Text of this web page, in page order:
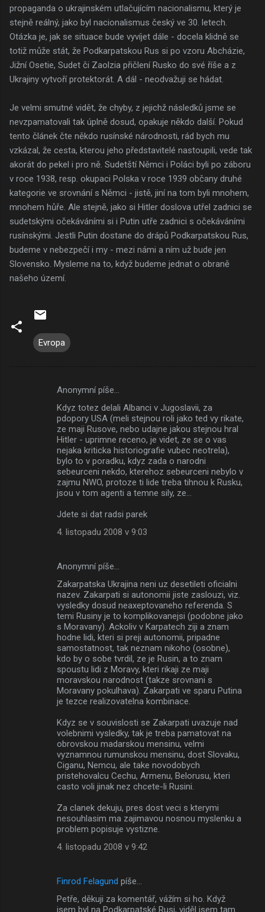
propaganda o ukrajinském utlačujícím nacionalismu, který je
stejně reálný, jako byl nacionalismus český ve 30. letech.
Otázka je, jak se situace bude vyvíjet dále - docela klidně se
totiž může stát, že Podkarpatskou Rus si po vzoru Abcházie,
Jižní Osetie, Sudet či Zaolzia přičlení Rusko do své říše a z
Ukrajiny vytvoří protektorát. A dál - neodvažuji se hádat.
Je velmi smutné vidět, že chyby, z jejichž následků jsme se
nevzpamatovali tak úplně dosud, opakuje někdo další. Pokud
tento článek čte někdo rusínské národnosti, rád bych mu
vzkázal, že cesta, kterou jeho představitelé nastoupili, vede tak
akorát do pekel i pro ně. Sudetští Němci i Poláci byli po záboru
v roce 1938, resp. okupaci Polska v roce 1939 občany druhé
kategorie ve srovnání s Němci - jistě, jiní na tom byli mnohem,
mnohem hůře. Ale stejně, jako si Hitler doslova utřel zadnici se
sudetskými očekáváními si i Putin utře zadnici s očekáváními
rusínskými. Jestli Putin dostane do drápů Podkarpatskou Rus,
budeme v nebezpečí i my - mezi námi a ním už bude jen
Slovensko. Mysleme na to, když budeme jednat o obraně
našeho území.
Evropa
Anonymní píše…
Kdyz totez delali Albanci v Jugoslavii, za
pdopory USA (meli stejnou roli jako ted vy rikate,
ze maji Rusove, nebo udajne jakou stejnou hral
Hitler - uprimne receno, je videt, ze se o vas
nejaka kriticka historiografie vubec neotrela),
bylo to v poradku, kdyz zada o narodni
sebeurceni nekdo, kterehoz sebeurceni nebylo v
zajmu NWO, protoze ti lide treba tihnou k Rusku,
jsou v tom agenti a temne sily, ze...
Jdete si dat radsi parek
4. listopadu 2008 v 9:03
Anonymní píše…
Zakarpatska Ukrajina neni uz desetileti oficialni
nazev. Zakarpati si autonomii jiste zaslouzi, viz.
vysledky dosud neaxeptovaneho referenda. S
temi Rusiny je to komplikovanejsi (podobne jako
s Moravany). Ackoliv v Karpatech ziji a znam
hodne lidi, kteri si preji autonomii, pripadne
samostatnost, tak neznam nikoho (osobne),
kdo by o sobe tvrdil, ze je Rusin, a to znam
spoustu lidi z Moravy, kteri rikaji ze maji
moravskou narodnost (takze srovnani s
Moravany pokulhava). Zakarpati ve sparu Putina
je tezce realizovatelna kombinace.
Kdyz se v souvislosti se Zakarpati uvazuje nad
volebnimi vysledky, tak je treba pamatovat na
obrovskou madarskou mensinu, velmi
vyznamnou rumunskou mensinu, dost Slovaku,
Ciganu, Nemcu, ale take novodobych
pristehovalcu Cechu, Armenu, Belorusu, kteri
casto voli jinak nez chcete-li Rusini.
Za clanek dekuju, pres dost veci s kterymi
nesouhlasim ma zajimavou nosnou myslenku a
problem popisuje vystizne.
4. listopadu 2008 v 9:42
Finrod Felagund píše…
Petře, děkuji za komentář, vážím si ho. Když
jsem byl na Podkarpatské Rusi, viděl jsem tam